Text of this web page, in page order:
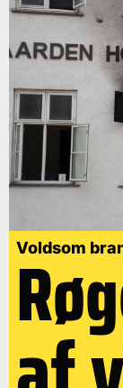
Voldsom